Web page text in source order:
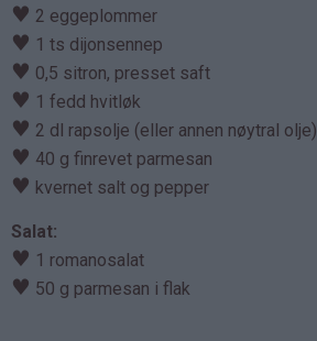
♥ 2 eggeplommer
♥ 1 ts dijonsennep
♥ 0,5 sitron, presset saft
♥ 1 fedd hvitløk
♥ 2 dl rapsolje (eller annen nøytral olje)
♥ 40 g finrevet parmesan
♥ kvernet salt og pepper
Salat:
♥ 1 romanosalat
♥ 50 g parmesan i flak